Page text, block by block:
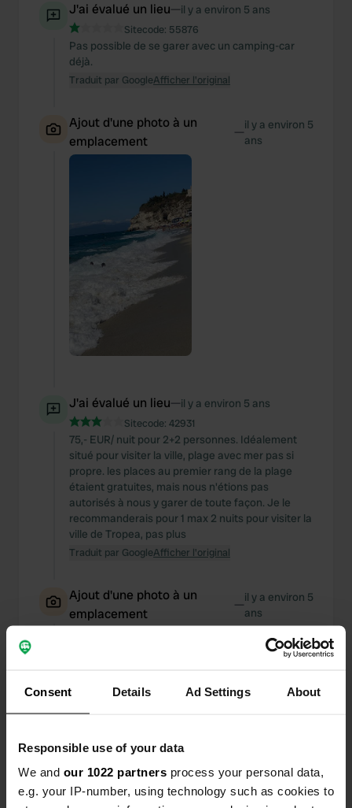
Consent Details Ad Settings About
Responsible use of your data
We and our 1022 partners process your personal data,
e.g. your IP-number, using technology such as cookies to
J'ai évalué un lieu—il y a environ 5 ans
Sitecode: 55876
Pas possible de se garer avec un camping-car
déjà.
Traduit par GoogleAfficher l'original
Ajout d'une photo à un
emplacement
—il y a environ 5
ans
J'ai évalué un lieu—il y a environ 5 ans
Sitecode: 42931
75,- EUR/ nuit pour 2+2 personnes. Idéalement
situé pour visiter la ville, plage avec mer pas si
propre. les places au premier rang de la plage
étaient gratuites, mais nous n'étions pas
autorisés à nous y garer de toute façon. Je le
recommanderais pour 1 max 2 nuits pour visiter la
ville de Tropea, pas plus
Traduit par GoogleAfficher l'original
Ajout d'une photo à un
emplacement
—il y a environ 5
ans